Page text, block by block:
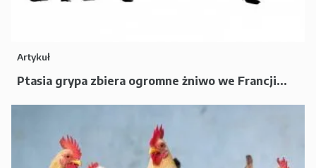
Artykuł
Ptasia grypa zbiera ogromne żniwo we Francji...